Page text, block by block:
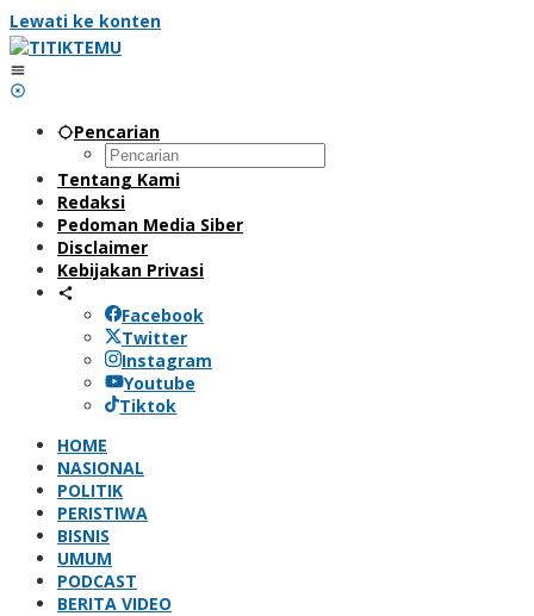
Lewati ke konten
Pencarian
Tentang Kami
Redaksi
Pedoman Media Siber
Disclaimer
Kebijakan Privasi
Facebook
Twitter
Instagram
Youtube
Tiktok
HOME
NASIONAL
POLITIK
PERISTIWA
BISNIS
UMUM
PODCAST
BERITA VIDEO